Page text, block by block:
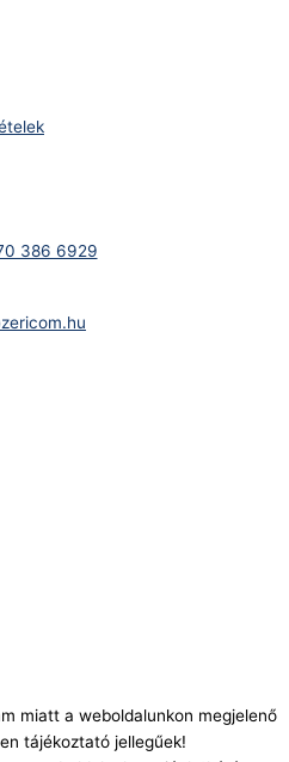
386 6929
miatt a weboldalunkon megjelenő
tájékoztató jellegűek!